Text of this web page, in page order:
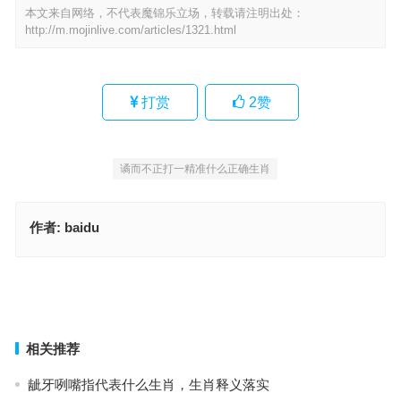
本文来自网络，不代表魔锦乐立场，转载请注明出处：
http://m.mojinlive.com/articles/1321.html
打赏 2赞
谲而不正打一精准什么正确生肖
作者: baidu
相关推荐
龇牙咧嘴指代表什么生肖，生肖释义落实